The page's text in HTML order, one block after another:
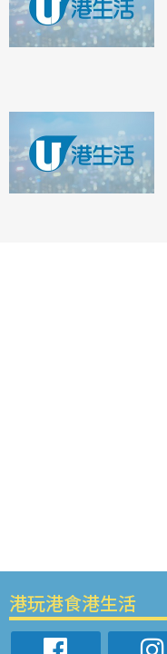
港玩港食港生活